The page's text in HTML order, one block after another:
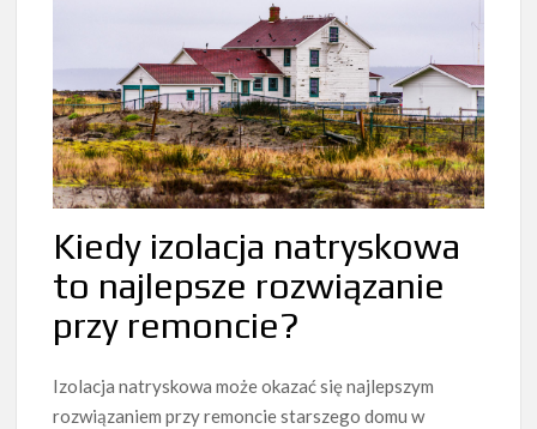
Kiedy izolacja natryskowa
to najlepsze rozwiązanie
przy remoncie?
Izolacja natryskowa może okazać się najlepszym
rozwiązaniem przy remoncie starszego domu w